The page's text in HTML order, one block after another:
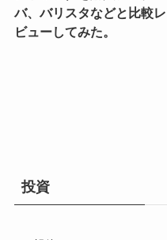
バ、バリスタなどと比較レ
ビューしてみた。
投資